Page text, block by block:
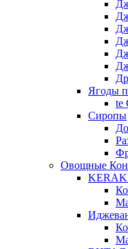
Ягоды
te
Сиропы
Овощные